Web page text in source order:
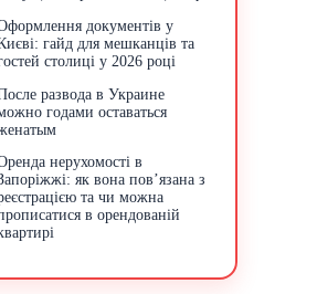
документів у
гайд для мешканців та
столиці у 2026 році
развода в Украине
годами оставаться
нерухомості в
як вона пов’язана з
та чи можна
в орендованій